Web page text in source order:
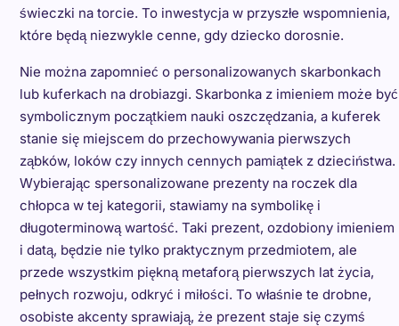
świeczki na torcie. To inwestycja w przyszłe wspomnienia,
które będą niezwykle cenne, gdy dziecko dorosnie.
Nie można zapomnieć o personalizowanych skarbonkach
lub kuferkach na drobiazgi. Skarbonka z imieniem może być
symbolicznym początkiem nauki oszczędzania, a kuferek
stanie się miejscem do przechowywania pierwszych
ząbków, loków czy innych cennych pamiątek z dzieciństwa.
Wybierając spersonalizowane prezenty na roczek dla
chłopca w tej kategorii, stawiamy na symbolikę i
długoterminową wartość. Taki prezent, ozdobiony imieniem
i datą, będzie nie tylko praktycznym przedmiotem, ale
przede wszystkim piękną metaforą pierwszych lat życia,
pełnych rozwoju, odkryć i miłości. To właśnie te drobne,
osobiste akcenty sprawiają, że prezent staje się czymś